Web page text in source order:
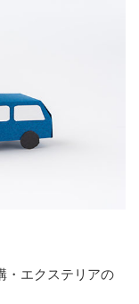
・エクステリアの